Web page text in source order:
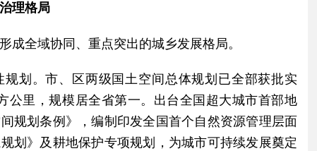
理格局
成全域协同、重点突出的城乡发展格局。
划。市、区两级国土空间总体规划已全部获批实
公里，规模居全省第一。出台全国超大城市首部地
规划条例》，编制印发全国首个自然资源管理层面
划》及耕地保护专项规划，为城市可持续发展奠定